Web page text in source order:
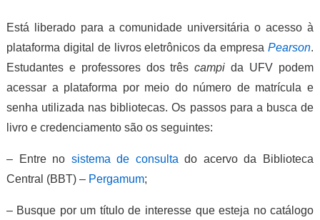
Está liberado para a comunidade universitária o acesso à
plataforma digital de livros eletrônicos da empresaPearson.
Estudantes e professores dos trêscampi da UFV podem
acessar a plataforma por meio do número de matrícula e
senha utilizada nas bibliotecas. Os passos para a busca de
livro e credenciamento são os seguintes:
– Entre no sistema de consulta do acervo da Biblioteca
Central (BBT) – Pergamum;
– Busque por um título de interesse que esteja no catálogo